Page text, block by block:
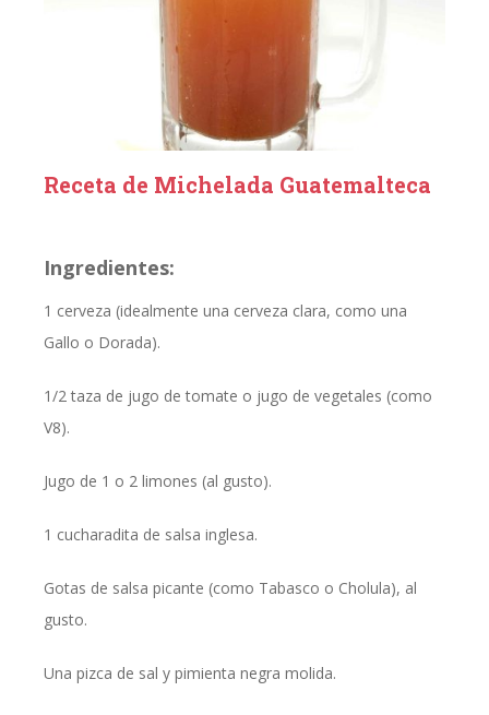
Receta de Michelada Guatemalteca
Ingredientes:
1 cerveza (idealmente una cerveza clara, como una
Gallo o Dorada).
1/2 taza de jugo de tomate o jugo de vegetales (como
V8).
Jugo de 1 o 2 limones (al gusto).
1 cucharadita de salsa inglesa.
Gotas de salsa picante (como Tabasco o Cholula), al
gusto.
Una pizca de sal y pimienta negra molida.